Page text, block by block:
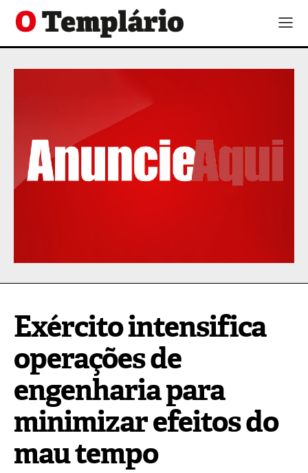
Exército intensifica
operações de
engenharia para
minimizar efeitos do
mau tempo